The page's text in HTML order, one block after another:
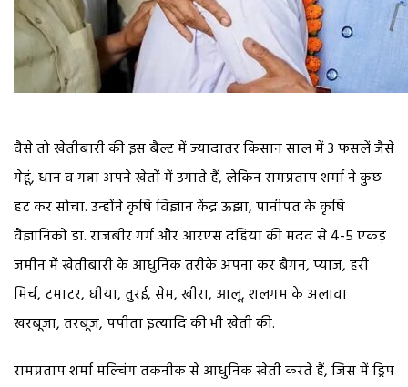
वैसे तो खेतीबारी की इस बैल्ट में ज्यादातर किसान साल में 3 फसलें जैसे
गेहूं, धान व गन्ना अपने खेतों में उगाते हैं, लेकिन रामप्रताप शर्मा ने कुछ
हट कर सोचा. उन्होंने कृषि विज्ञान केंद्र ऊझा, पानीपत के कृषि
वैज्ञानिकों डा. राजबीर गर्ग और आरएस दहिया की मदद से 4-5 एकड़
जमीन में खेतीबारी के आधुनिक तरीके अपना कर बैगन, प्याज, हरी
मिर्च, टमाटर, घीया, तुरई, सेम, खीरा, आलू, शलगम के अलावा
खरबूजा, तरबूज, पपीता इत्यादि की भी खेती की.
रामप्रताप शर्मा मल्चिंग तकनीक से आधुनिक खेती करते हैं, जिस में ड्रिप